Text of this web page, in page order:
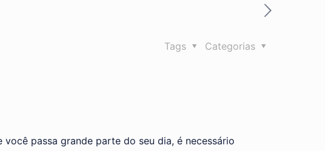
Categorias
Tags
passa grande parte do seu dia, é necessário